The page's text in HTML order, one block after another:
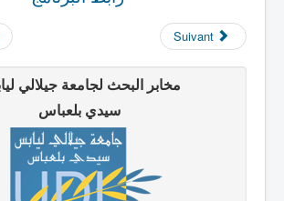
Suivant
مخابر البحث لجامعة جيلالي
سيدي بلعباس